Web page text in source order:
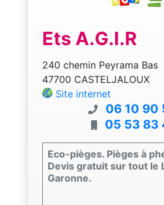
Ets A.G.I.R
240 chemin Peyrama Bas
47700 CASTELJALOUX
Site internet
06 10 90
05 53 83
Eco-pièges. Pièges à
Devis gratuit sur tout le
Garonne.